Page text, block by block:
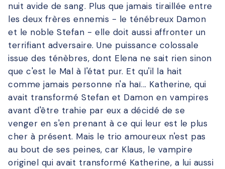
nuit avide de sang. Plus que jamais tiraillée entre
les deux frères ennemis - le ténébreux Damon
et le noble Stefan - elle doit aussi affronter un
terrifiant adversaire. Une puissance colossale
issue des ténèbres, dont Elena ne sait rien sinon
que c'est le Mal à l'état pur. Et qu'il la hait
comme jamais personne n'a haï... Katherine, qui
avait transformé Stefan et Damon en vampires
avant d'être trahie par eux a décidé de se
venger en s'en prenant à ce qui leur est le plus
cher à présent. Mais le trio amoureux n'est pas
au bout de ses peines, car Klaus, le vampire
originel qui avait transformé Katherine, a lui aussi